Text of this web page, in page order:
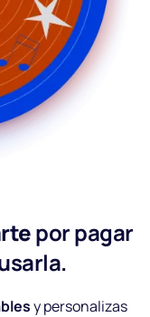
por pagar
y personalizas